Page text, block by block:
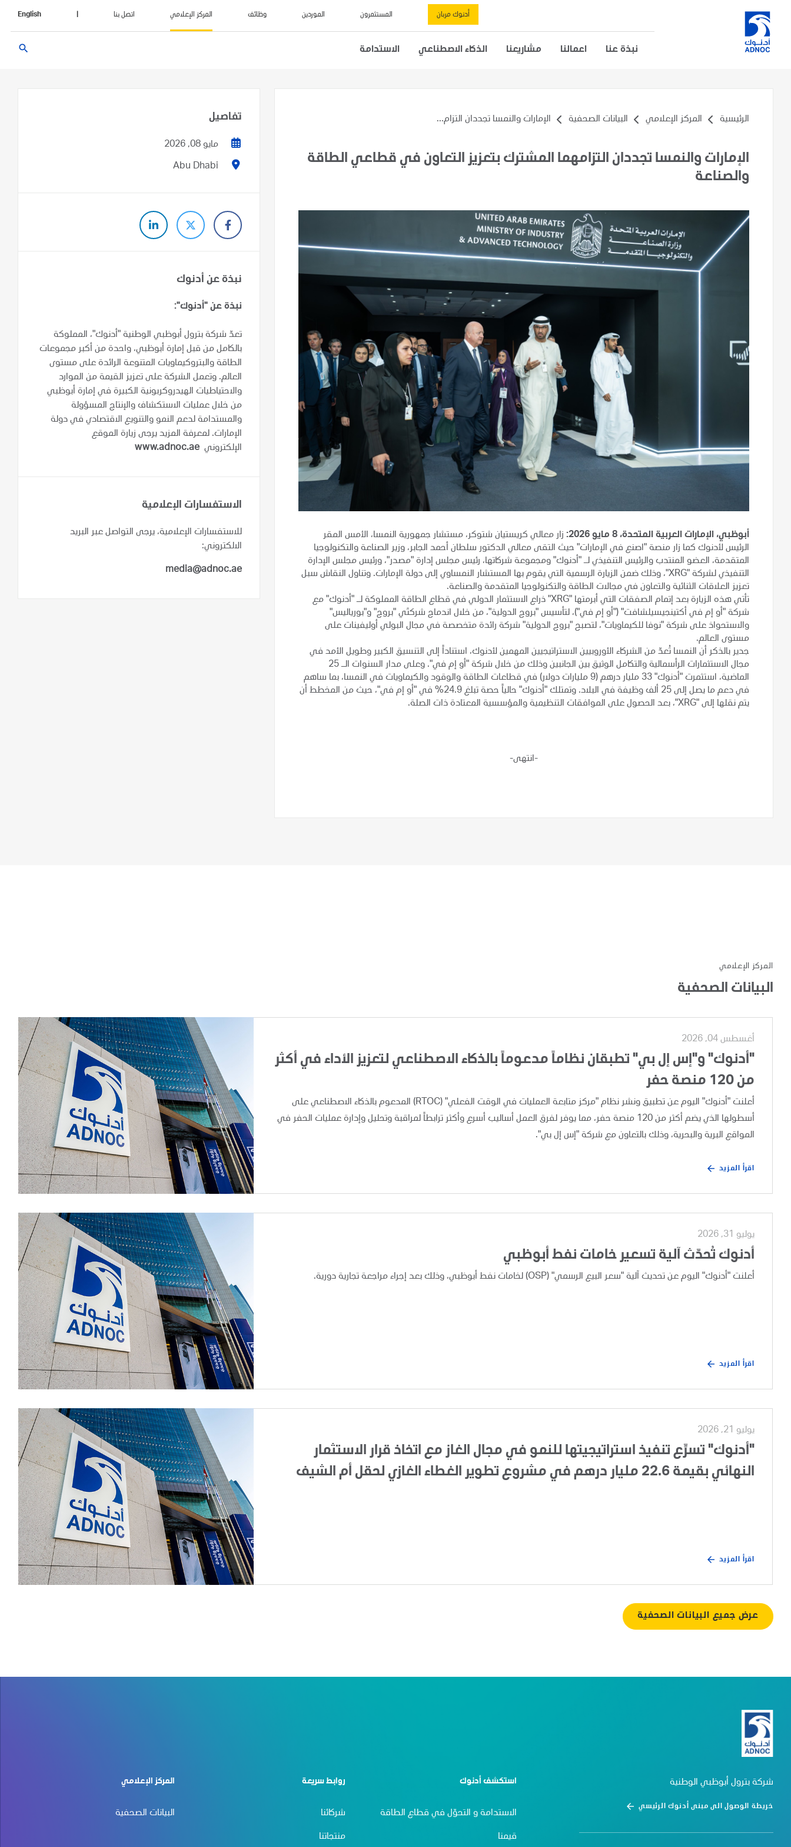
أدنوك مربان المستثمرون الموردين وظائف المركز الإعلامي اتصل بنا English
نبذة عنا اعمالنا مشاريعنا الذكاء الاصطناعي الاستدامة search
الرئيسية المركز الإعلامي البيانات الصحفية الإمارات والنمسا تجددان التزام...
الإمارات والنمسا تجددان التزامهما المشترك بتعزيز التعاون في قطاعي الطاقة
والصناعة
أبوظبي، الإمارات العربية المتحدة، 8 مايو 2026:
زار معالي كريستيان شتوكر، مستشار جمهورية النمسا، الأمس المقر
الرئيس لأدنوك كما زار منصة "اصنع في الإمارات" حيث التقى معالي الدكتور سلطان أحمد الجابر، وزير الصناعة والتكنولوجيا
المتقدمة، العضو المنتدب والرئيس التنفيذي لـ "أدنوك" ومجموعة شركاتها، رئيس مجلس إدارة "مصدر"، ورئيس مجلس الإدارة
التنفيذي لشركة "XRG"، وذلك ضمن الزيارة الرسمية التي يقوم بها المستشار النمساوي إلى دولة الإمارات. وتناول النقاش سبل
تعزيز العلاقات الثنائية والتعاون في مجالات الطاقة والتكنولوجيا المتقدمة والصناعة.
تأتي هذه الزيارة بعد إتمام الصفقات التي أبرمتها "XRG" ذراع الاستثمار الدولي في قطاع الطاقة المملوكة لـ "أدنوك" مع
شركة "أو إم في أكتينجيسيلشافت" ("أو إم في")، لتأسيس "بروج الدولية"، من خلال اندماج شركتَي "بروج" و"بورياليس"
والاستحواذ على شركة "نوفا للكيماويات"، لتصبح "بروج الدولية" شركة رائدة متخصصة في مجال البولي أوليفينات على
مستوى العالم.
جدير بالذكر أن النمسا تُعدّ من الشركاء الأوروبيين الاستراتيجيين المهمين لأدنوك، استناداً إلى التنسيق الكبير وطويل الأمد في
مجال الاستثمارات الرأسمالية والتكامل الوثيق بين الجانبين وذلك من خلال شركة "أو إم في". وعلى مدار السنوات الـ 25
الماضية، استثمرت "أدنوك" 33 مليار درهم (9 مليارات دولار) في قطاعات الطاقة والوقود والكيماويات في النمسا، بما ساهم
في دعم ما يصل إلى 25 ألف وظيفة في البلاد. وتمتلك "أدنوك" حالياً حصة تبلغ 24.9% في "أو إم في"، حيث من المخطط أن
يتم نقلها إلى "XRG"، بعد الحصول على الموافقات التنظيمية والمؤسسية المعتادة ذات الصلة.
-انتهى-
تفاصيل
مايو 08, 2026
Abu Dhabi
نبذة عن أدنوك
نبذة عن "أدنوك":
تعدّ شركة بترول أبوظبي الوطنية "أدنوك"، المملوكة
بالكامل من قبل إمارة أبوظبي، واحدة من أكبر مجموعات
الطاقة والبتروكيماويات المتنوعة الرائدة على مستوى
العالم. وتعمل الشركة على تعزيز القيمة من الموارد
والاحتياطيات الهيدروكربونية الكبيرة في إمارة أبوظبي
من خلال عمليات الاستكشاف والإنتاج المسؤولة
والمستدامة لدعم النمو والتنويع الاقتصادي في دولة
الإمارات. لمعرفة المزيد يرجى زيارة الموقع
الإلكتروني www.adnoc.ae
الاستفسارات الإعلامية
للاستفسارات الإعلامية، يرجى التواصل عبر البريد
الالكتروني:
media@adnoc.ae
المركز الإعلامي
البيانات الصحفية
أغسطس 04, 2026
"أدنوك" و"إس إل بي" تطبقان نظاماً مدعوماً بالذكاء الاصطناعي لتعزيز الأداء في أكثر
من 120 منصة حفر
أعلنت "أدنوك" اليوم عن تطبيق ونشر نظام "مركز متابعة العمليات في الوقت الفعلي" (RTOC) المدعوم بالذكاء الاصطناعي على
أسطولها الذي يضم أكثر من 120 منصة حفر، مما يوفر لفرق العمل أساليب أسرع وأكثر ترابطاً لمراقبة وتحليل وإدارة عمليات الحفر في
المواقع البرية والبحرية، وذلك بالتعاون مع شركة "إس إل بي".
اقرأ المزيد
يوليو 31, 2026
أدنوك تُحدّث آلية تسعير خامات نفط أبوظبي
أعلنت "أدنوك" اليوم عن تحديث آلية "سعر البيع الرسمي" (OSP) لخامات نفط أبوظبي، وذلك بعد إجراء مراجعة تجارية دورية.
اقرأ المزيد
يوليو 21, 2026
"أدنوك" تسرِّع تنفيذ استراتيجيتها للنمو في مجال الغاز مع اتخاذ قرار الاستثمار
النهائي بقيمة 22.6 مليار درهم في مشروع تطوير الغطاء الغازي لحقل أم الشيف
اقرأ المزيد
عرض جميع البيانات الصحفية
شركة بترول أبوظبي الوطنية
خريطة الوصول الى مبنى أدنوك الرئيسي
استكشف أدنوك
الاستدامة و التحوّل في قطاع الطاقة
قيمنا
روابط سريعة
شركائنا
منتجاتنا
المركز الإعلامي
البيانات الصحفية